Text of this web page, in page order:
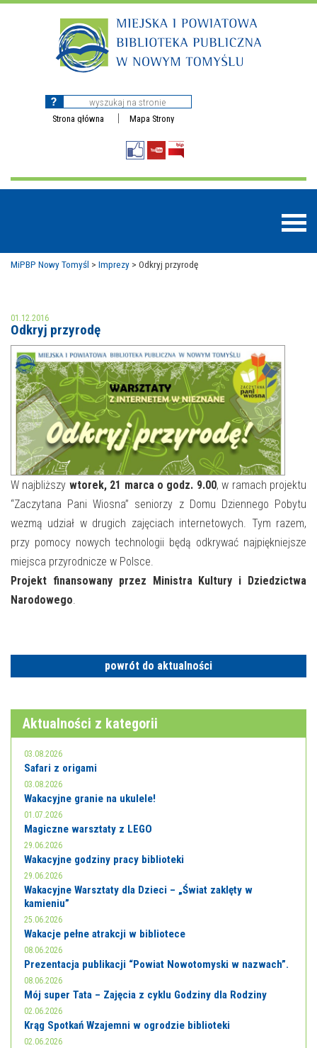
Strona główna Mapa Strony
MOJE KONTO
AKTUALNOŚCI
NAJBLIŻSZE WYDARZENIA
WYDARZENIA BIEŻĄCE
WYDARZYŁO SIĘ
NASZA OFERTA
STREFA WIEDZY O REGIONIE
STREFA KOLORU
FORMY STAŁE
NASZE FILIE
POLECANE STRONY
WYDARZENIA KULTURALNE
FOTO
MiPBP Nowy Tomyśl > Imprezy > Odkryj przyrodę
01.12.2016
Odkryj przyrodę
W najbliższy wtorek, 21 marca o godz. 9.00, w ramach projektu
“Zaczytana Pani Wiosna” seniorzy z Domu Dziennego Pobytu
wezmą udział w drugich zajęciach internetowych. Tym razem,
przy pomocy nowych technologii będą odkrywać najpiękniejsze
miejsca przyrodnicze w Polsce.
Projekt finansowany przez Ministra Kultury i Dziedzictwa
Narodowego.
powrót do aktualności
Aktualności z kategorii
03.08.2026
Safari z origami
03.08.2026
Wakacyjne granie na ukulele!
01.07.2026
Magiczne warsztaty z LEGO
29.06.2026
Wakacyjne godziny pracy biblioteki
29.06.2026
Wakacyjne Warsztaty dla Dzieci – „Świat zaklęty w
kamieniu”
25.06.2026
Wakacje pełne atrakcji w bibliotece
08.06.2026
Prezentacja publikacji “Powiat Nowotomyski w nazwach”.
08.06.2026
Mój super Tata – Zajęcia z cyklu Godziny dla Rodziny
02.06.2026
Krąg Spotkań Wzajemni w ogrodzie biblioteki
02.06.2026